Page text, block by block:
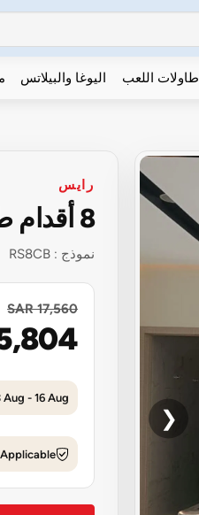
طاولات اللعب اليوغا والبيلاتس
❮
رايس
8 أقدام طاولة البلياردو التجارية
نموذج : RS8CB
SAR 17,560
- 16 Aug